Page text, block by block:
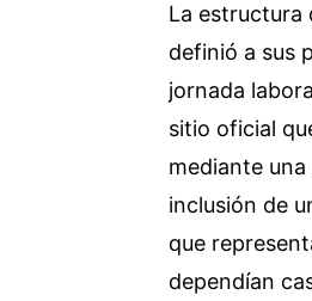
La estructura
definió a sus
jornada
sitio oficial
mediante
inclusión de
que
dependían